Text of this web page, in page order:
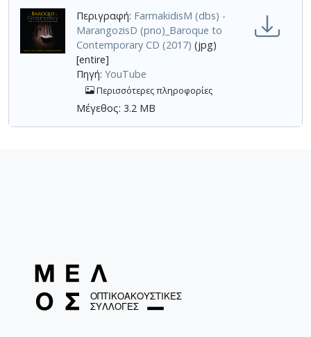
Περιγραφή: FarmakidisM (dbs) -
MarangozisD (pno)_Baroque to
Contemporary CD (2017) (jpg)
[entire]
Πηγή: YouTube
Περισσότερες πληροφορίες
Μέγεθος: 3.2 MB